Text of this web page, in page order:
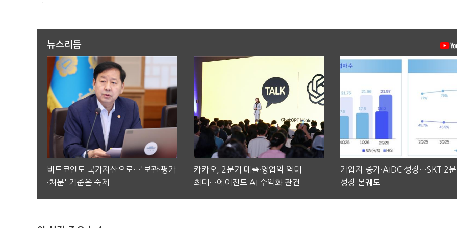
뉴스리듬
비트코인도 국가자산으로…'보관·평가
·처분' 기준은 숙제
카카오, 2분기 매출·영업익 역대
최대…에이전트 AI 수익화 관건
가입자 증가·AIDC 성장…SKT 2
성장 본궤도